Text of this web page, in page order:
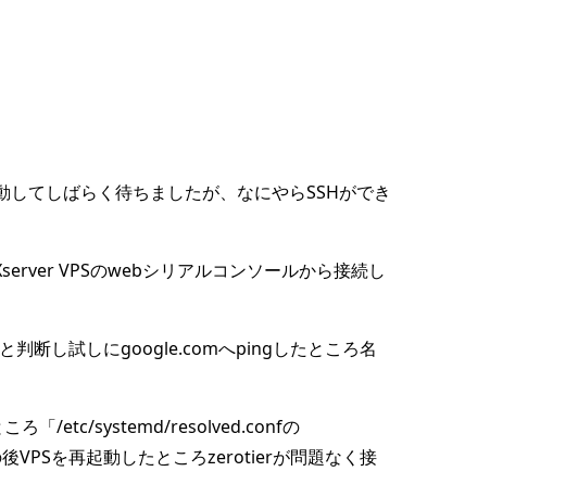
てしばらく待ちましたが、なにやらSSHができ
VPSのwebシリアルコンソールから接続し
判断し試しにgoogle.comへpingしたところ名
ころ「/etc/systemd/resolved.confの
VPSを再起動したところzerotierが問題なく接